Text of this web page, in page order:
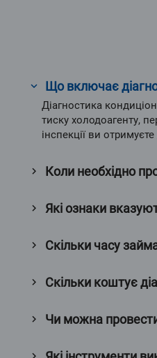
Що включає
Діагностика
тиску холодоагенту,
інспекції ви
Коли необхідно
Які ознаки
Скільки часу
Скільки коштує
Чи можна